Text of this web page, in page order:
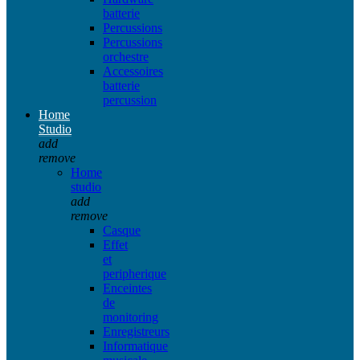
batterie
Percussions
Percussions
orchestre
Accessoires
batterie
percussion
Home
Studio
add
remove
Home
studio
add
remove
Casque
Effet
et
peripherique
Enceintes
de
monitoring
Enregistreurs
Informatique